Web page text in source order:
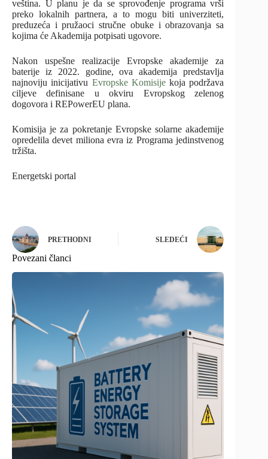
veština. U planu je da se sprovođenje programa vrši
preko lokalnih partnera, a to mogu biti univerziteti,
preduzeća i pružaoci stručne obuke i obrazovanja sa
kojima će Akademija potpisati ugovore.
Nakon uspešne realizacije Evropske akademije za
baterije iz 2022. godine, ova akademija predstavlja
najnoviju inicijativu Evropske Komisijekoja podržava
ciljeve definisane u okviru Evropskog zelenog
dogovora i REPowerEU plana.
Komisija je za pokretanje Evropske solarne akademije
opredelila devet miliona evra iz Programa jedinstvenog
tržišta.
Energetski portal
PRETHODNI SLEDEĆI
Povezani članci